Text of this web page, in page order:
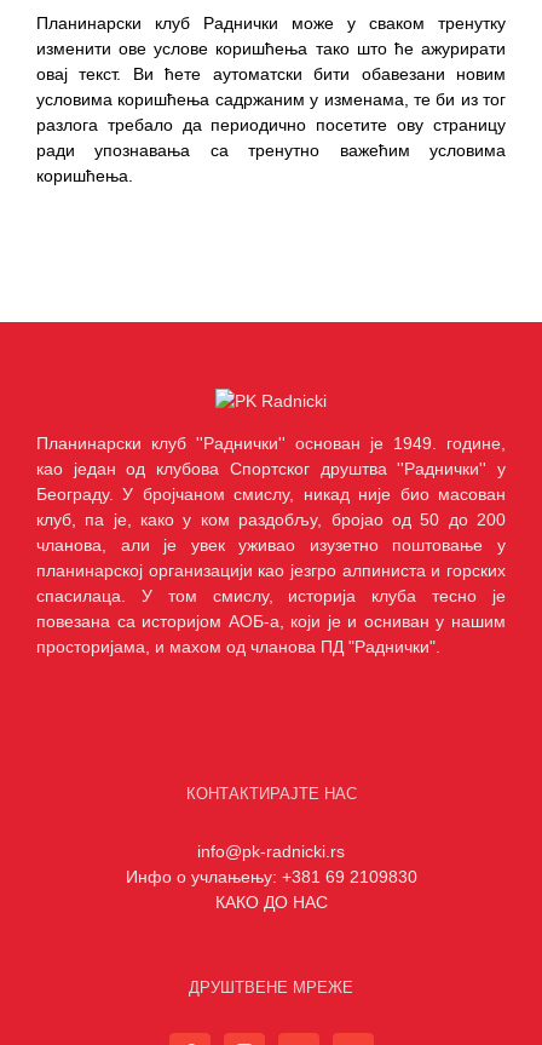
Планинарски клуб Раднички може у сваком тренутку
изменити ове услове коришћења тако што ће ажурирати
овај текст. Ви ћете аутоматски бити обавезани новим
условима коришћења садржаним у изменама, те би из тог
разлога требало да периодично посетите ову страницу
ради упознавања са тренутно важећим условима
коришћења.
Планинарски клуб ''Раднички'' основан је 1949. године,
као један од клубова Спортског друштва ''Раднички'' у
Београду. У бројчаном смислу, никад није био масован
клуб, па је, како у ком раздобљу, бројао од 50 до 200
чланова, али је увек уживао изузетно поштовање у
планинарској организацији као језгро алпиниста и горских
спасилаца. У том смислу, историја клуба тесно је
повезана са историјом АОБ-а, који је и осниван у нашим
просторијама, и махом од чланова ПД "Раднички".
КОНТАКТИРАЈТЕ НАС
info@pk-radnicki.rs
Инфо о учлањењу: +381 69 2109830
КАКО ДО НАС
ДРУШТВЕНЕ МРЕЖЕ